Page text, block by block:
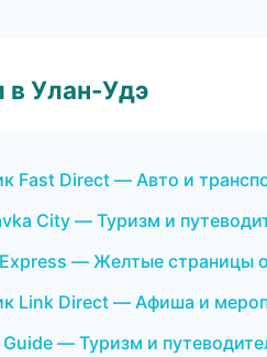
в Улан-Удэ
Fast Direct — Авто и
City — Туризм и
— Желтые страницы
Link Direct — Афиша и
— Туризм и